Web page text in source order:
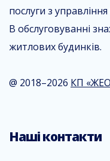
послуги з
В обслуговуванні
житлових будинків.
@ 2018–2026 КП
Наші контакти